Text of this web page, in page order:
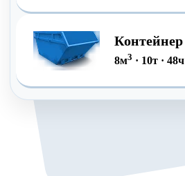
Контейнер
8м3 · 10т· 48ч